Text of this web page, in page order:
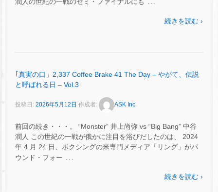
潤人の世紀の一戦のセミ・ファイナルにも
続きを読む ›
｢真実の口」2,337 Coffee Brake 41 The Day – やがて、伝説
と呼ばれる日 – Vol.3
投稿日: 2026年5月12日 作成者: ASK Inc.
前回の続き・・・。 “Monster” 井上尚弥 vs “Big Bang” 中谷
潤人 この世紀の一戦が俄かに注目を浴びだしたのは、 2024
年 4 月 24 日、ボクシングの米専門メディア「リング」がパ
ウンド・フォー …
続きを読む ›